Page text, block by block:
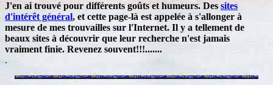
J'en ai trouvé pour différents goûts et humeurs. Des sites
d'intérêt général, et cette page-là est appelée à s'allonger à
mesure de mes trouvailles sur l'Internet. Il y a tellement de
beaux sites à découvrir que leur recherche n'est jamais
vraiment finie. Revenez souvent!!!.......
.